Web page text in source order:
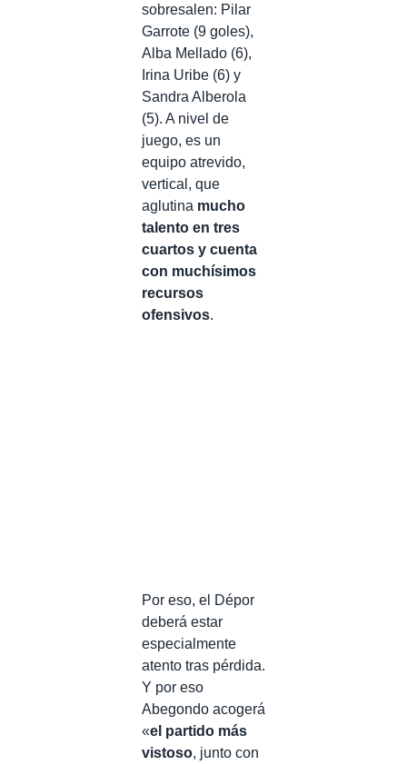
sobresalen: Pilar
Garrote (9 goles),
Alba Mellado (6),
Irina Uribe (6) y
Sandra Alberola
(5). A nivel de
juego, es un
equipo atrevido,
vertical, que
aglutina mucho
talento en tres
cuartos y cuenta
con muchísimos
recursos
ofensivos.
Por eso, el Dépor
deberá estar
especialmente
atento tras pérdida.
Y por eso
Abegondo acogerá
«el partido más
vistoso, junto con